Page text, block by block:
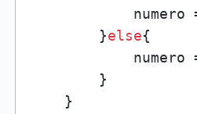
numero
        }
else{
numero
        }
    }